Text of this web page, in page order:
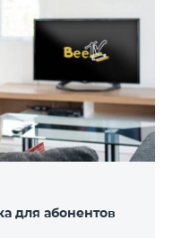
для абонентов